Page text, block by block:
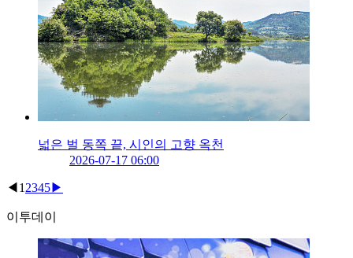
넓은 벌 동쪽 끝, 시인의 고향 옥천
2026-07-17 06:00
◀ 1 2345▶
이투데이